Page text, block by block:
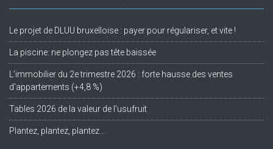
Le projet de DLUU bruxelloise : payer pour régulariser, et vite !
La piscine: ne plongez pas tête baissée
L’immobilier du 2e trimestre 2026 : forte hausse des ventes
d’appartements (+4,8 %)
Tables 2026 de la valeur de l’usufruit
Plantez, plantez, plantez…